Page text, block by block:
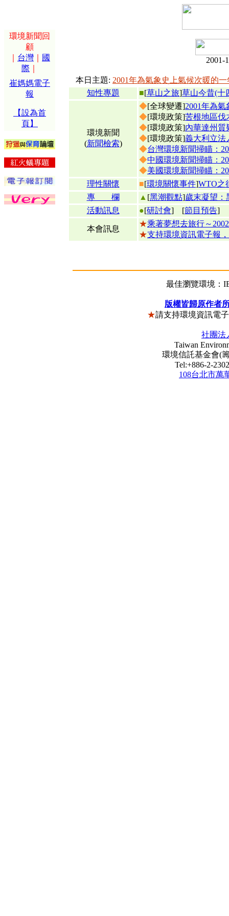
環境新聞回
顧
台灣
國
際
崔媽媽電子
報
【設為首
頁】
2001-
本日主題: 2001年為氣象史上氣候次暖的一
知性專題
■[草山之旅]草山今昔(十
環境新聞
(新聞檢索)
◆[全球變遷]2001年為
◆[環境政策]苦根地區伐
◆[環境政策]內華達州質
◆[環境政策]義大利立法
◆台灣環境新聞掃瞄：
◆中國環境新聞掃瞄：
◆美國環境新聞掃瞄：
理性關懷
■[環境關懷事件]WTO之
專 欄
▲ [黑潮觀點]歲末凝望：
活動訊息
●[研討會] [節目預告]
本會訊息
★乘著夢想去旅行～
★支持環境資訊電子報
最佳瀏覽環境：
版權皆歸原作者
★請支持環境資訊電
社團法
Taiwan
環境信託基金會(籌
Tel:+886-2-
108台北市萬